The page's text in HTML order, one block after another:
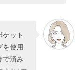
ケット
を使用
で済み